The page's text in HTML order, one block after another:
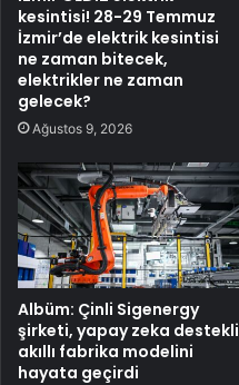
kesintisi! 28-29 Temmuz
İzmir’de elektrik kesintisi
ne zaman bitecek,
elektrikler ne zaman
gelecek?
Ağustos 9, 2026
Albüm: Çinli Sigenergy
şirketi, yapay zeka destekli
akıllı fabrika modelini
hayata geçirdi